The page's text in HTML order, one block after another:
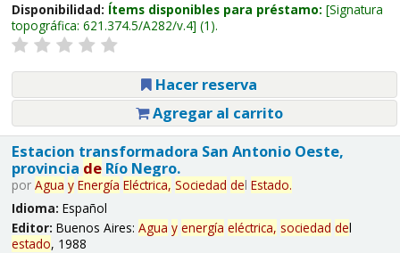
Disponibilidad: Ítems disponibles para préstamo: Signatura
topográfica: 621.374.5/A282/v.4 (1).
Hacer reserva
Agregar al carrito
Estacion transformadora San Antonio Oeste,
provincia deRío Negro.
por Agua y Energía Eléctrica, Sociedad del Estado.
Idioma: Español
Editor: Buenos Aires: Agua y energía eléctrica, sociedad del
estado, 1988